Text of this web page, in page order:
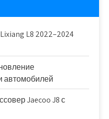
L8 2022–2024
автомобилей
Jaecoo J8 с